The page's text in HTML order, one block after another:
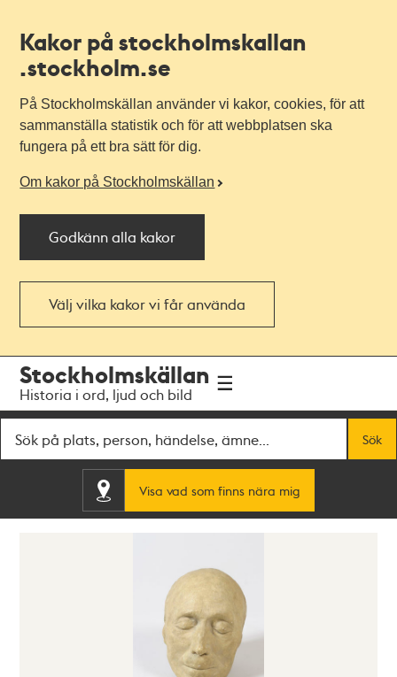
Kakor på stockholmskallan
.stockholm.se
På Stockholmskällan använder vi kakor, cookies, för att
sammanställa statistik och för att webbplatsen ska
fungera på ett bra sätt för dig.
Om kakor på Stockholmskällan
Godkänn alla kakor
Välj vilka kakor vi får använda
navigationen
huvudinnehållet
Stockholmskällan
Historia i ord, ljud och bild
Sök
Visa vad som finns nära mig